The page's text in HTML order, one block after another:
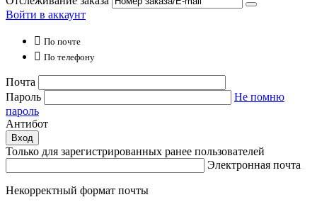
Войти в аккаунт
 По почте
 По телефону
Почта
Пароль
Не помню
пароль
Антибот
Вход
Только для зарегистрированных ранее пользователей
Электронная почта
Некорректный формат почты